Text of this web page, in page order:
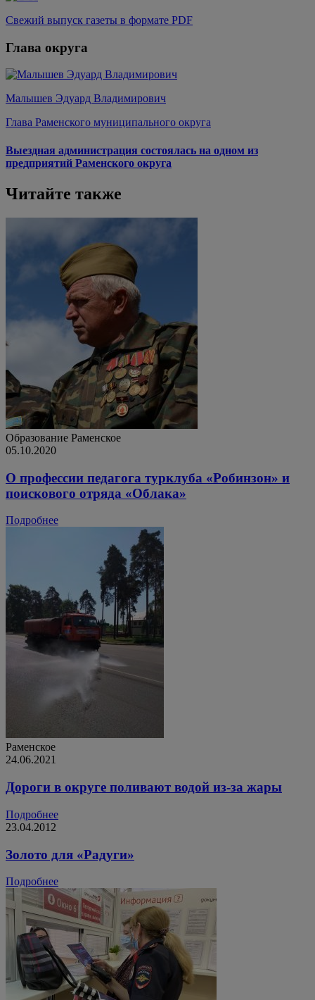
Свежий выпуск газеты в формате PDF
Глава округа
Малышев Эдуард Владимирович
Глава Раменского муниципального округа
Выездная администрация состоялась на одном из
предприятий Раменского округа
Читайте также
Образование Раменское
05.10.2020
О профессии педагога турклуба «Робинзон» и
поискового отряда «Облака»
Подробнее
Раменское
24.06.2021
Дороги в округе поливают водой из-за жары
Подробнее
23.04.2012
Золото для «Радуги»
Подробнее